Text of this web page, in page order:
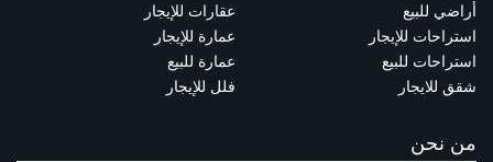
أراضي للبيع
استراحات للإيجار
استراحات للبيع
شقق للايجار
عقارات للإيجار
عمارة للإيجار
عمارة للبيع
فلل للإيجار
من نحن